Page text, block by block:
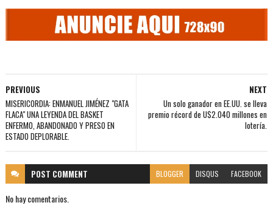
NEXT
Un solo ganador en EE.UU. se lleva
premio récord de U$2.040 millones en
lotería.
PREVIOUS
MISERICORDIA: ENMANUEL JIMÉNEZ "GATA
FLACA" UNA LEYENDA DEL BASKET
ENFERMO, ABANDONADO Y PRESO EN
ESTADO DEPLORABLE.
POST COMMENT BLOGGER DISQUS FACEBOOK
No hay comentarios.